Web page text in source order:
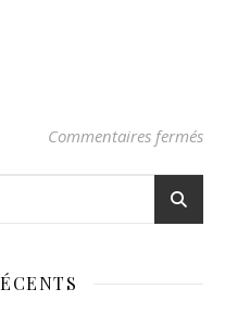
Commentaires fermés